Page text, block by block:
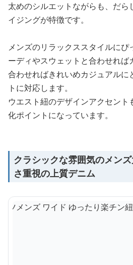
太めのシルエットながらも、だら
イジングが特徴です。
メンズのリラックススタイルにぴ
ーディやスウェットと合わせれば
合わせればきれいめカジュアルに
トに対応します。
ウエスト紐のデザインアクセン
化ポイントになっています。
クラシックな雰囲気のメン
さ重視の上質デニム